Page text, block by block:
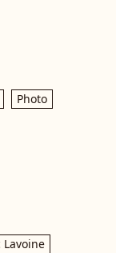
Photo
Lavoine